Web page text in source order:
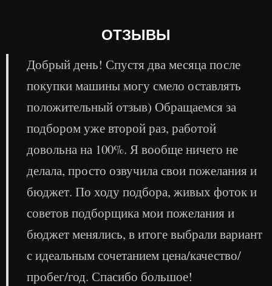
ОТЗЫВЫ
Добрый день! Спустя два месяца после
покупки машины могу смело оставлять
положительный отзыв) Обращаемся за
подбором уже второй раз, работой
довольна на 100%. Я вообще ничего не
делала, просто озвучила свои пожелания и
бюджет. По ходу подбора, живых фоток и
советов подборщика мои пожелания и
бюджет менялись, в итоге выбрали вариант
с идеальным сочетанием цена/качество/
пробег/год. Спасибо большое!